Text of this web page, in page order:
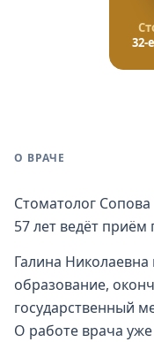
32-
О ВРАЧЕ
Стоматолог
57 лет ведёт приём
Галина
образование,
государственный
О работе врача